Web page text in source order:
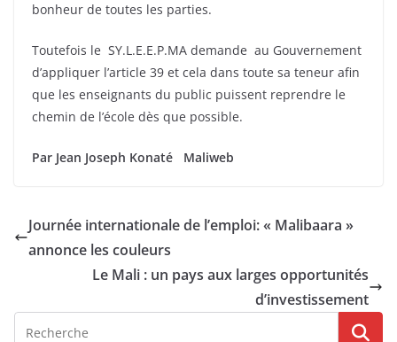
bonheur de toutes les parties.
Toutefois le SY.L.E.E.P.MA demande au Gouvernement
d’appliquer l’article 39 et cela dans toute sa teneur afin
que les enseignants du public puissent reprendre le
chemin de l’école dès que possible.
Par Jean Joseph Konaté Maliweb
Journée internationale de l’emploi: « Malibaara »
annonce les couleurs
Le Mali : un pays aux larges opportunités
d’investissement